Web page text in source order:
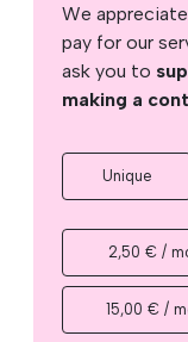
We
pay for our
ask you to
making a
Unique
2,50 € /
15,00 € /